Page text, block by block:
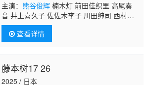
主演： 熊谷俊辉楠木灯 前田佳织里 高尾奏
音 井上喜久子 佐佐木李子 川田绅司 西村知
道 关根明良
查看详情
藤本树17 26
2025 / 日本